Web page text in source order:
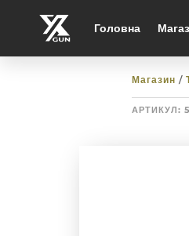
Головна
Магазин /
АРТИКУЛ: